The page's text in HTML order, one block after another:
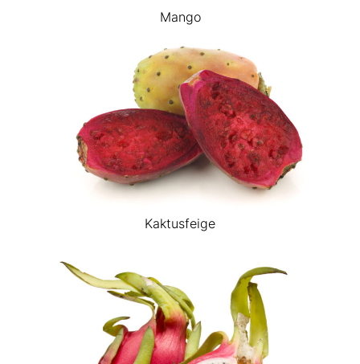
Mango
Kaktusfeige